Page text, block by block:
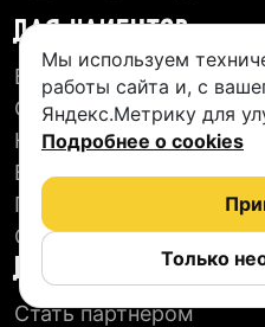
ДЛЯ КЛИЕНТОВ
База студий
О сервисе
Новые подкасты
Блог
Пользовательское
Отзывы
ДЛЯ СТУДИЙ
Стать партнером
Мы используем
работы сайта и, с
Яндекс.Метрику для
Подробнее о cookies
Только